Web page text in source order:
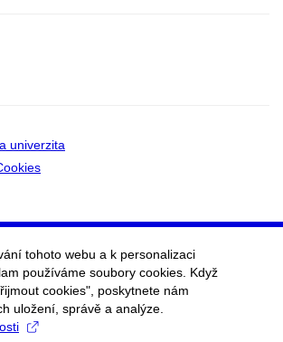
univerzita
tohoto webu a k personalizaci
používáme soubory cookies. Když
cookies", poskytnete nám
uložení, správě a analýze.